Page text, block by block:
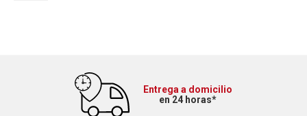
Entrega a domicilio
en 24 horas*